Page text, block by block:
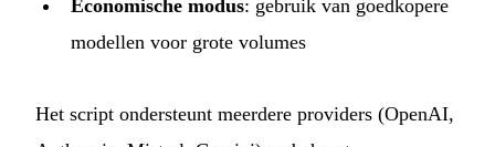
Economische modus: gebruik van goedkopere
modellen voor grote volumes
Het script ondersteunt meerdere providers (OpenAI,